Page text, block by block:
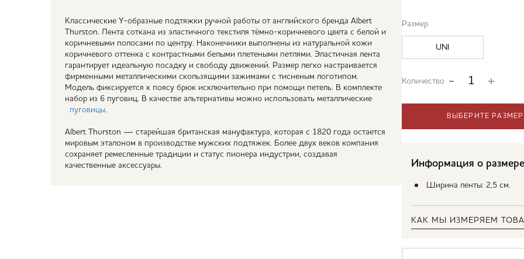
Классические Y-образные подтяжки ручной работы от английского бренда Albert
Thurston. Лента соткана из эластичного текстиля тёмно-коричневого цвета с белой и
коричневыми полосами по центру. Наконечники выполнены из натуральной кожи
коричневого оттенка с контрастными белыми плетеными петлями. Эластичная лента
гарантирует идеальную посадку и свободу движений. Размер легко настраивается
фирменными металлическими скользящими зажимами с тисненым логотипом.
Модель фиксируется к поясу брюк исключительно при помощи петель. В комплекте
набор из 6 пуговиц. В качестве альтернативы можно использовать металлические
пуговицы.
Albert Thurston — старейшая британская мануфактура, которая с 1820 года остается
мировым эталоном в производстве мужских подтяжек. Более двух веков компания
сохраняет ремесленные традиции и статус пионера индустрии, создавая
качественные аксессуары.
Размер
UNI
Количество
ВЫБЕРИТЕ РАЗМЕР
Информация о размере
Ширина ленты: 2,5 см.
КАК МЫ ИЗМЕРЯЕМ